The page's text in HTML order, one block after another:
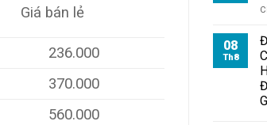
Giá bán lẻ
236.000
370.000
560.000
08
Th8